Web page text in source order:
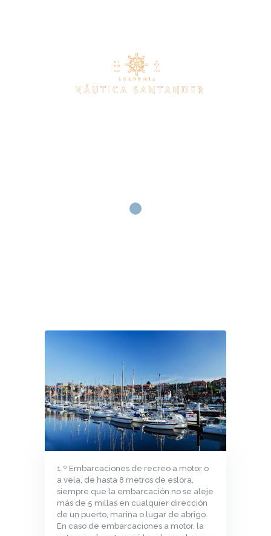
CONTACTO
1.º Embarcaciones de recreo a motor o
a vela, de hasta 8 metros de eslora,
siempre que la embarcación no se aleje
más de 5 millas en cualquier dirección
de un puerto, marina o lugar de abrigo.
En caso de embarcaciones a motor, la